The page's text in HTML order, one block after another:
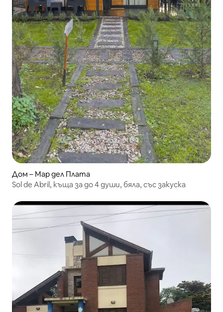
Дом – Мар дел Плата
Sol de Abril, къща за до 4 души, бяла, със закуска